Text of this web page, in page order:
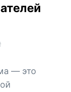
— это